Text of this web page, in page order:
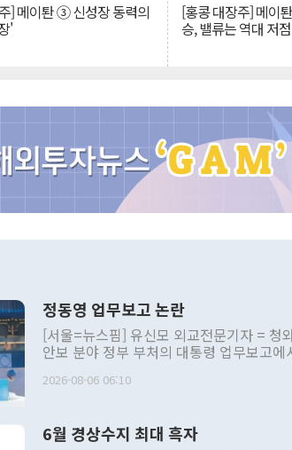
] 메이퇀 ③ 신성장 동력의
'
[홍콩 대장주] 메이
승, 밸류는 역대 저점
정동영 업무보고 논란
[서울=뉴스핌] 유신모 외교전문기자 = 청
안보 분야 정부 부처의 대통령 업무보고
발언 중에는 정부 내 조율을 거치지 않은
주의적 희망에 근거한 비현실적 구상'이라
2026-08-06 06:10
6월 경상수지 최대 흑자